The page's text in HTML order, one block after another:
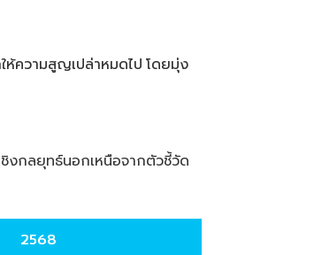
ห้ความสูญเปล่าหมดไป โดยมุ่ง
ชิงกลยุทธ์นอกเหนือจากตัวชี้วัด
2568